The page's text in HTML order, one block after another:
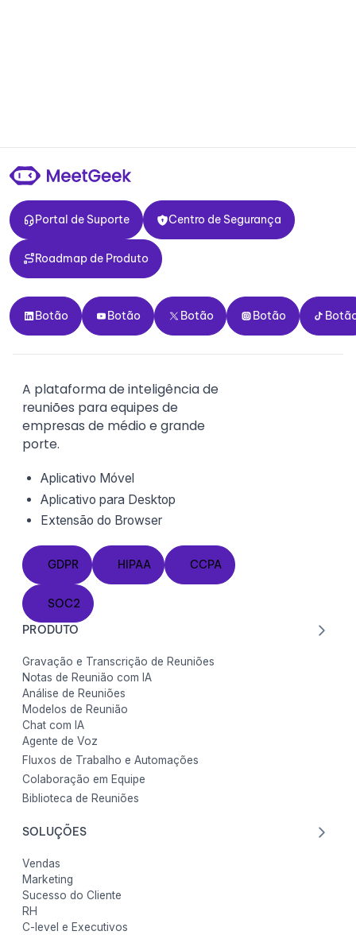
Portal de Suporte
Portal de Suporte
Centro de Segurança
Centro de Segurança
Roadmap de Produto
Roadmap de Produto
Botão
Botão
Botão
Botão
Botão
Botão
Botão
Botão Botão
A plataforma de inteligência de
reuniões para equipes de
empresas de médio e grande
porte.
Aplicativo Móvel
Aplicativo para Desktop
Extensão do Browser
GDPR
GDPR
HIPAA
HIPAA
CCPA
CCPA
SOC2
SOC2
PRODUTO
Gravação e Transcrição de Reuniões
Notas de Reunião com IA
Análise de Reuniões
Modelos de Reunião
Chat com IA
Agente de Voz
Fluxos de Trabalho e Automações
Colaboração em Equipe
Biblioteca de Reuniões
SOLUÇÕES
Vendas
Marketing
Sucesso do Cliente
RH
C-level e Executivos